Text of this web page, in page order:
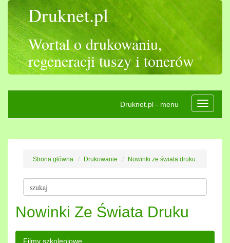
Druknet.pl
Wortal o drukowaniu,
regeneracji tuszy i tonerów
Rozwiń
Druknet.pl - menu
Strona główna Drukowanie Nowinki ze świata druku
Nowinki Ze Świata Druku
Filmy szkoleniowe